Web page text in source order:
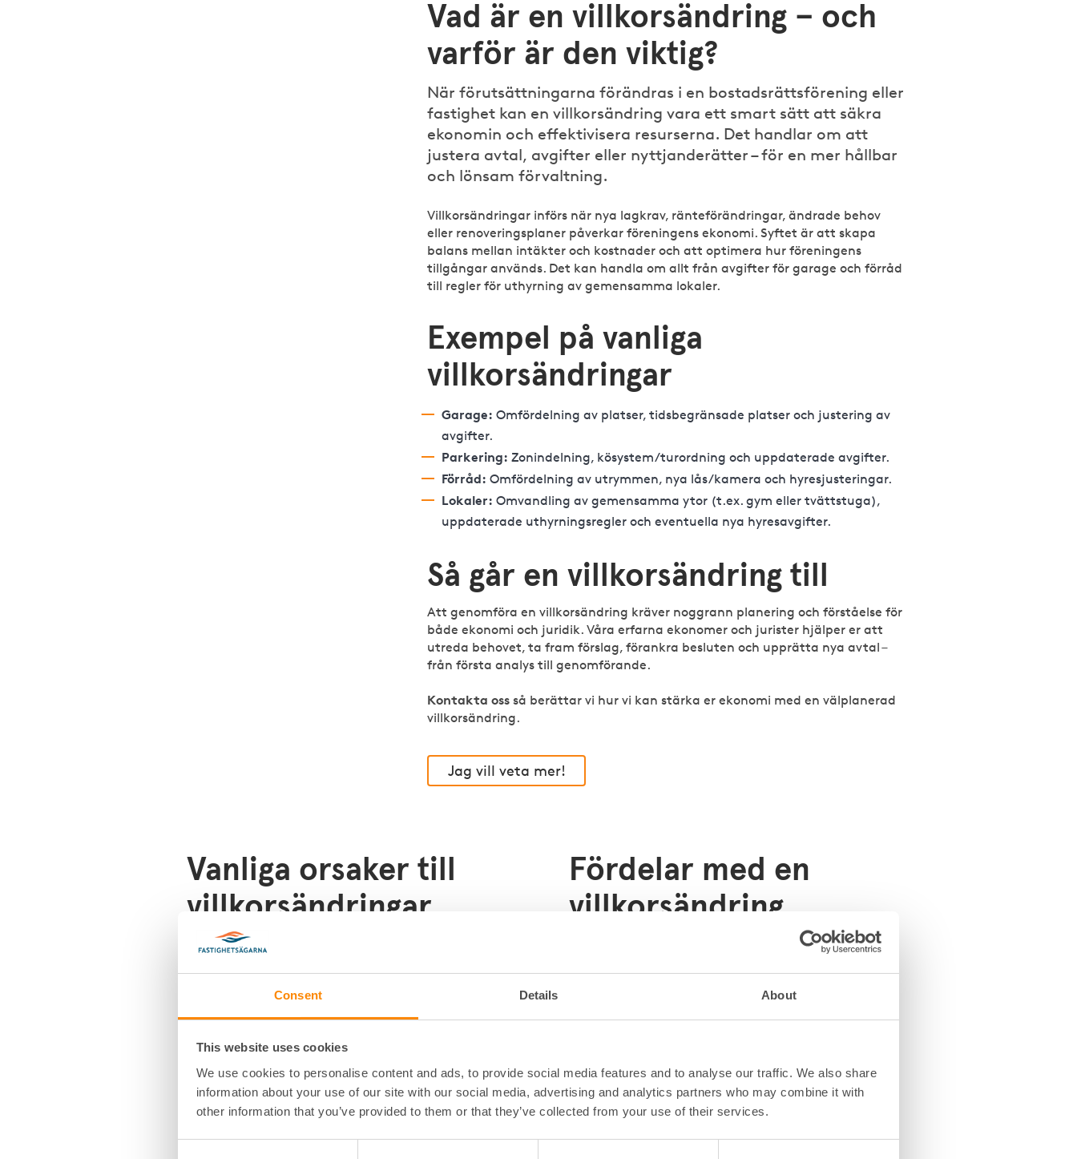
Consent Details About
This website uses cookies
We use cookies to personalise content and ads, to provide social media features and to analyse our traffic. We also share
information about your use of our site with our social media, advertising and analytics partners who may combine it with
other information that you’ve provided to them or that they’ve collected from your use of their services.
Vad är en villkorsändring – och
varför är den viktig?
När förutsättningarna förändras i en bostadsrättsförening eller
fastighet kan en villkorsändring vara ett smart sätt att säkra
ekonomin och effektivisera resurserna. Det handlar om att
justera avtal, avgifter eller nyttjanderätter – för en mer hållbar
och lönsam förvaltning.
Villkorsändringar införs när nya lagkrav, ränteförändringar, ändrade behov
eller renoveringsplaner påverkar föreningens ekonomi. Syftet är att skapa
balans mellan intäkter och kostnader och att optimera hur föreningens
tillgångar används. Det kan handla om allt från avgifter för garage och förråd
till regler för uthyrning av gemensamma lokaler.
Exempel på vanliga
villkorsändringar
Garage: Omfördelning av platser, tidsbegränsade platser och justering av
avgifter.
Parkering: Zonindelning, kösystem/turordning och uppdaterade avgifter.
Förråd: Omfördelning av utrymmen, nya lås/kamera och hyresjusteringar.
Lokaler: Omvandling av gemensamma ytor (t.ex. gym eller tvättstuga),
uppdaterade uthyrningsregler och eventuella nya hyresavgifter.
Så går en villkorsändring till
Att genomföra en villkorsändring kräver noggrann planering och förståelse för
både ekonomi och juridik. Våra erfarna ekonomer och jurister hjälper er att
utreda behovet, ta fram förslag, förankra besluten och upprätta nya avtal –
från första analys till genomförande.
Kontakta oss så berättar vi hur vi kan stärka er ekonomi med en välplanerad
villkorsändring.
Jag vill veta mer!
Vanliga orsaker till
villkorsändringar
Ekonomiska skäl:
och kostnader harmoniserar.
Förändrade behov:Omstrukturera ytor, förråd
eller parkeringar när medlemmarnas behov
förändras – ofta med potential till nya intäkter.
Förbättringar och underhåll:Vid större
renoveringar kan tillfälliga eller permanenta
Fördelar med en
villkorsändring
Optimera underutnyttjade ytor
Effektivare användning av
nyttjandet av lokaler och utrymmen förbättrar
både ekonomin och hållbarheten.